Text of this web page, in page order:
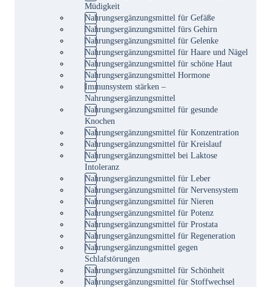
Müdigkeit
Nahrungsergänzungsmittel für Gefäße
Nahrungsergänzungsmittel fürs Gehirn
Nahrungsergänzungsmittel für Gelenke
Nahrungsergänzungsmittel für Haare und Nägel
Nahrungsergänzungsmittel für schöne Haut
Nahrungsergänzungsmittel Hormone
Immunsystem stärken –
Nahrungsergänzungsmittel
Nahrungsergänzungsmittel für gesunde
Knochen
Nahrungsergänzungsmittel für Konzentration
Nahrungsergänzungsmittel für Kreislauf
Nahrungsergänzungsmittel bei Laktose
Intoleranz
Nahrungsergänzungsmittel für Leber
Nahrungsergänzungsmittel für Nervensystem
Nahrungsergänzungsmittel für Nieren
Nahrungsergänzungsmittel für Potenz
Nahrungsergänzungsmittel für Prostata
Nahrungsergänzungsmittel für Regeneration
Nahrungsergänzungsmittel gegen
Schlafstörungen
Nahrungsergänzungsmittel für Schönheit
Nahrungsergänzungsmittel für Stoffwechsel